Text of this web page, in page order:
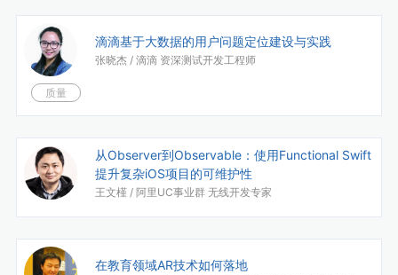
滴滴基于大数据的用户问题定位建设与实践
张晓杰 / 滴滴 资深测试开发工程师
质量
从Observer到Observable：使用Functional Swift
提升复杂iOS项目的可维护性
王文槿 / 阿里UC事业群 无线开发专家
在教育领域AR技术如何落地